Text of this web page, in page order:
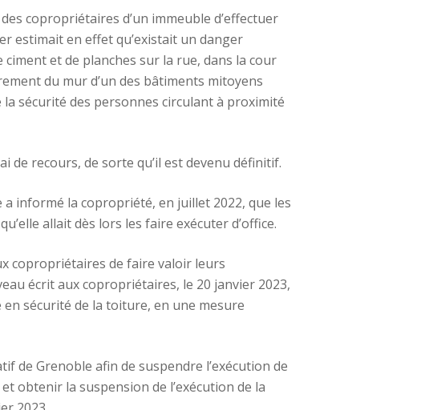
copropriétaires d’un immeuble d’effectuer
estimait en effet qu’existait un danger
et de planches sur la rue, dans la cour
du mur d’un des bâtiments mitoyens
la sécurité des personnes circulant à proximité
de recours, de sorte qu’il est devenu définitif.
informé la copropriété, en juillet 2022, que les
allait dès lors les faire exécuter d’office.
copropriétaires de faire valoir leurs
écrit aux copropriétaires, le 20 janvier 2023,
sécurité de la toiture, en une mesure
de Grenoble afin de suspendre l’exécution de
obtenir la suspension de l’exécution de la